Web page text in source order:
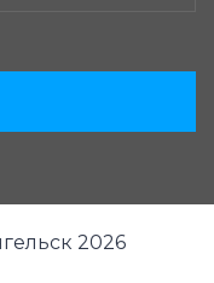
2026